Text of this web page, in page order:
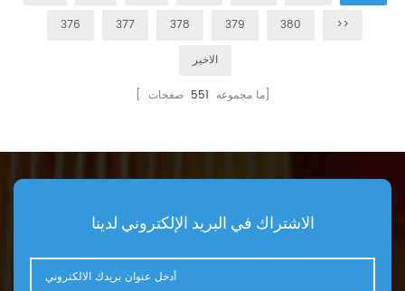
376 377 378 379 380 >>
الاخير
[ ما مجموعه 551 صفحات]
الاشتراك في البريد الإلكتروني لدينا